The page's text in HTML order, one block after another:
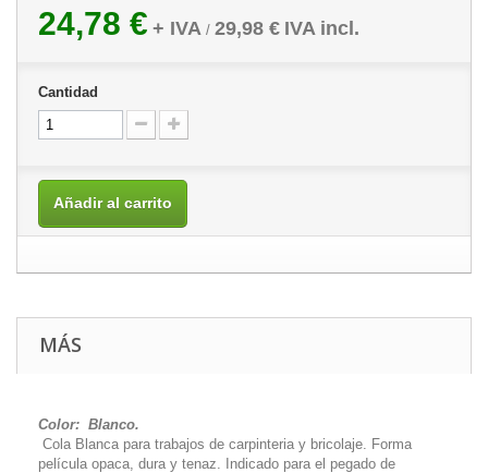
24,78 € + IVA / 29,98 € IVA incl.
Cantidad
Añadir al carrito
MÁS
Color: Blanco.
Cola Blanca para trabajos de carpinteria y bricolaje. Forma
película opaca, dura y tenaz. Indicado para el pegado de